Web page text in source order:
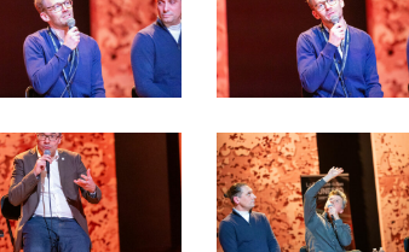
PH-
220126_0365_wb
PH-
JJW-
SdS-
PH-
JJW-
SdS-
PH-